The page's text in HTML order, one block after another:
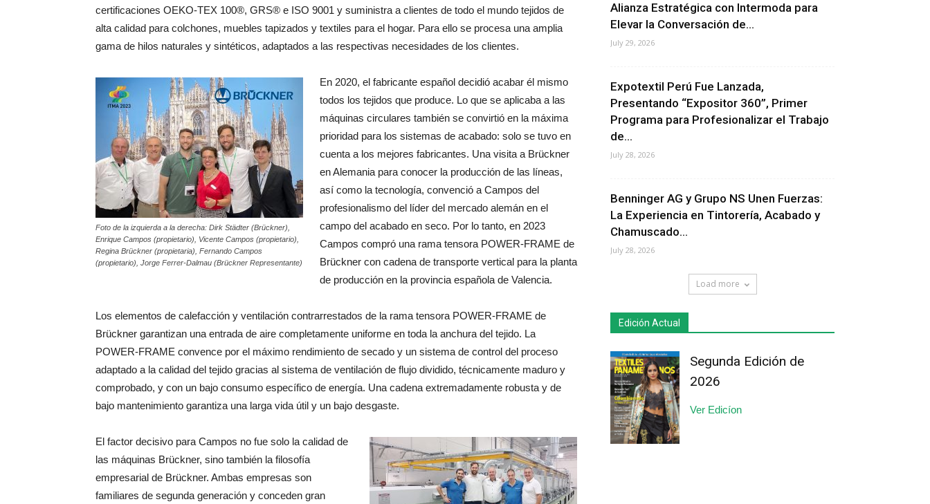
certificaciones OEKO-TEX 100®, GRS® e ISO 9001 y suministra a clientes de todo el mundo tejidos de
alta calidad para colchones, muebles tapizados y textiles para el hogar. Para ello se procesa una amplia
gama de hilos naturales y sintéticos, adaptados a las respectivas necesidades de los clientes.
Foto de la izquierda a la derecha: Dirk Städter (Brückner),
Enrique Campos (propietario), Vicente Campos (propietario),
Regina Brückner (propietaria), Fernando Campos
(propietario), Jorge Ferrer-Dalmau (Brückner Representante)
En 2020, el fabricante español decidió acabar él mismo
todos los tejidos que produce. Lo que se aplicaba a las
máquinas circulares también se convirtió en la máxima
prioridad para los sistemas de acabado: solo se tuvo en
cuenta a los mejores fabricantes. Una visita a Brückner
en Alemania para conocer la producción de las líneas,
así como la tecnología, convenció a Campos del
profesionalismo del líder del mercado alemán en el
campo del acabado en seco. Por lo tanto, en 2023
Campos compró una rama tensora POWER-FRAME de
Brückner con cadena de transporte vertical para la planta
de producción en la provincia española de Valencia.
Los elementos de calefacción y ventilación contrarrestados de la rama tensora POWER-FRAME de
Brückner garantizan una entrada de aire completamente uniforme en toda la anchura del tejido. La
POWER-FRAME convence por el máximo rendimiento de secado y un sistema de control del proceso
adaptado a la calidad del tejido gracias al sistema de ventilación de flujo dividido, técnicamente maduro y
comprobado, y con un bajo consumo específico de energía. Una cadena extremadamente robusta y de
bajo mantenimiento garantiza una larga vida útil y un bajo desgaste.
El factor decisivo para Campos no fue solo la calidad de
las máquinas Brückner, sino también la filosofía
empresarial de Brückner. Ambas empresas son
familiares de segunda generación y conceden gran
Alianza Estratégica con Intermoda para
Elevar la Conversación de...
July 29, 2026
Expotextil Perú Fue Lanzada,
Presentando “Expositor 360”, Primer
Programa para Profesionalizar el Trabajo
de...
July 28, 2026
Benninger AG y Grupo NS Unen Fuerzas:
La Experiencia en Tintorería, Acabado y
Chamuscado...
July 28, 2026
Load more
Edición Actual
Segunda Edición de
2026
Ver Edicíon